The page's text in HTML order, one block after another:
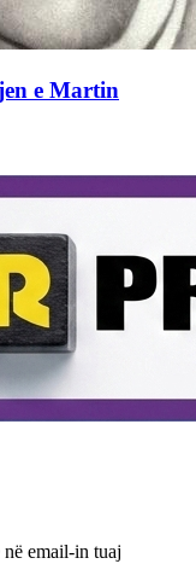
e Martin
email-in tuaj